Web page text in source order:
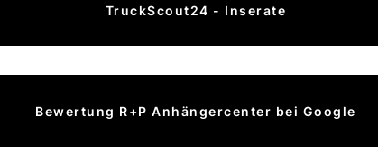
TruckScout24 - Inserate
Bewertung R+P Anhängercenter bei Google